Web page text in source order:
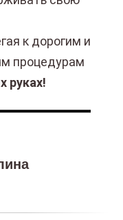
к дорогим и
процедурам
руках!